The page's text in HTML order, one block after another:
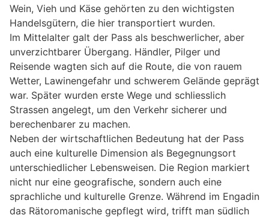
Wein, Vieh und Käse gehörten zu den wichtigsten
Handelsgütern, die hier transportiert wurden.
Im Mittelalter galt der Pass als beschwerlicher, aber
unverzichtbarer Übergang. Händler, Pilger und
Reisende wagten sich auf die Route, die von rauem
Wetter, Lawinengefahr und schwerem Gelände geprägt
war. Später wurden erste Wege und schliesslich
Strassen angelegt, um den Verkehr sicherer und
berechenbarer zu machen.
Neben der wirtschaftlichen Bedeutung hat der Pass
auch eine kulturelle Dimension als Begegnungsort
unterschiedlicher Lebensweisen. Die Region markiert
nicht nur eine geografische, sondern auch eine
sprachliche und kulturelle Grenze. Während im Engadin
das Rätoromanische gepflegt wird, trifft man südlich